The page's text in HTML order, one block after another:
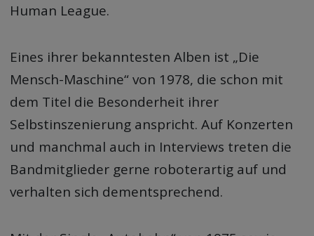
Human League.
Eines ihrer bekanntesten Alben ist „Die
Mensch-Maschine“ von 1978, die schon mit
dem Titel die Besonderheit ihrer
Selbstinszenierung anspricht. Auf Konzerten
und manchmal auch in Interviews treten die
Bandmitglieder gerne roboterartig auf und
verhalten sich dementsprechend.